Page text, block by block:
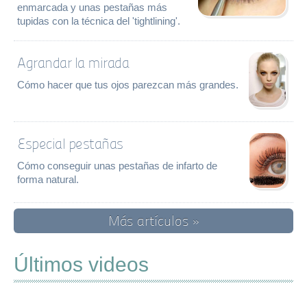
enmarcada y unas pestañas más
tupidas con la técnica del 'tightlining'.
Agrandar la mirada
Cómo hacer que tus ojos parezcan más grandes.
Especial pestañas
Cómo conseguir unas pestañas de infarto de
forma natural.
Más artículos »
Últimos videos